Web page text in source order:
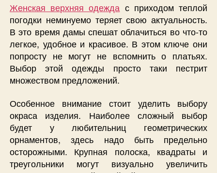
Женская верхняя одежда с приходом теплой
погодки неминуемо теряет свою актуальность.
В это время дамы спешат облачиться во что-то
легкое, удобное и красивое. В этом ключе они
попросту не могут не вспомнить о платьях.
Выбор этой одежды просто таки пестрит
множеством предложений.
Особенное внимание стоит уделить выбору
окраса изделия. Наиболее сложный выбор
будет у любительниц геометрических
орнаментов, здесь надо быть предельно
осторожными. Крупная полоска, квадраты и
треугольники могут визуально увеличить